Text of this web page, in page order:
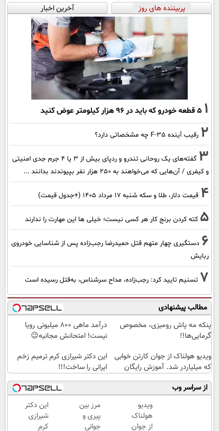
پربیننده های روز آخرین اخبار
1 ۵ قطعه خودرو که باید در ۹۶ هزار کیلومتر عوض کنید
2 رقیب آینده F-35 چه مشخصاتی دارد؟
3
گفته‌های یک روحانی تندرو و ردپای بیش از ۳ یا ۴ جرم جدی امنیتی
و کیفری / آن‌هایی که می‌خواهند به ۲۵۰ هزار نفر بپیوندند بدانند ...
4 قیمت دلار، طلا و سکه شنبه ۱۷ مرداد ۱۴۰۵ (+جدول قیمت)
5 کته کردن برنج کار هر کسی نیست؛ خیلی ها این مهارت را ندارند
6 دستگیری چهار متهم قتل حمیدرضا رجب‌زاده پس از شناسایی خودروی
ربایش
7 تسنیم تایید کرد: رجب‌زاده، مداح سرشناس، به‌قتل رسیده است
مطالب پیشنهادی
پنکه مه پاش رومیزی، مخصوص
گرمایی‌ها!!
درآمد ماهی 800 میلیونی رویا
نیست! امتحانش مجانیه😉
ویدیو هولناک از جوان کارتن خوابی
که میلیاردر شد. آموزش رایگان
این دکتر شیرازی کرم ترمیم زخم
ایرانی را ساخت!!!
از سراسر وب
ویدیو
هولناک
از جوان
مرز بین
پیری و
جوانی
Image failed to load
این دکتر
شیرازی
کرم